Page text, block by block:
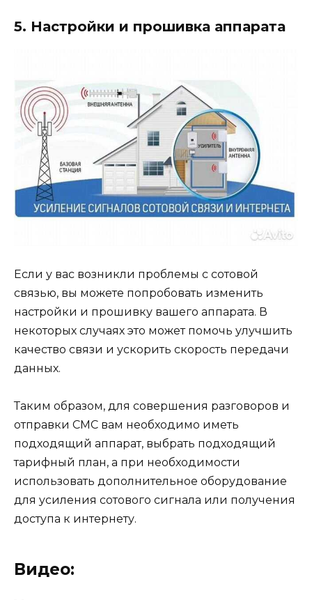
5. Настройки и прошивка аппарата
Если у вас возникли проблемы с сотовой
связью, вы можете попробовать изменить
настройки и прошивку вашего аппарата. В
некоторых случаях это может помочь улучшить
качество связи и ускорить скорость передачи
данных.
Таким образом, для совершения разговоров и
отправки СМС вам необходимо иметь
подходящий аппарат, выбрать подходящий
тарифный план, а при необходимости
использовать дополнительное оборудование
для усиления сотового сигнала или получения
доступа к интернету.
Видео: